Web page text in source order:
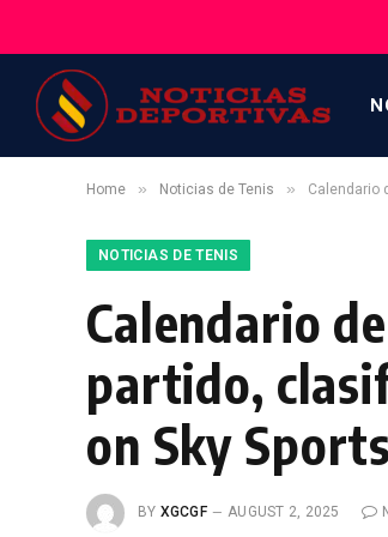
Home » Noticias de Tenis » Calendario
NOTICIAS DE TENIS
Calendario
partido,
on Sky
BY XGCGF AUGUST 2, 2025